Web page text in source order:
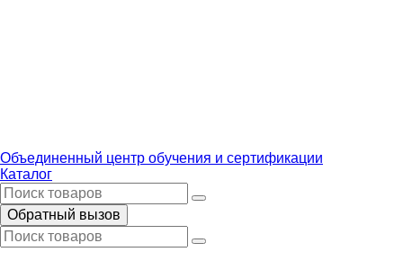
Объединенный центр обучения и сертификации
Каталог
Обратный вызов